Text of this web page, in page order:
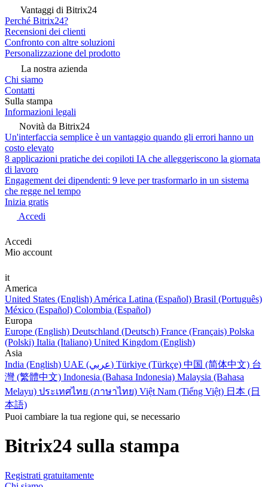
Vantaggi di Bitrix24
Perché Bitrix24?
Recensioni dei clienti
Confronto con altre soluzioni
Personalizzazione del prodotto
La nostra azienda
Chi siamo
Contatti
Sulla stampa
Informazioni legali
Novità da Bitrix24
Un'interfaccia semplice è un vantaggio quando gli errori hanno un
costo elevato
8 applicazioni pratiche dei copiloti IA che alleggeriscono la giornata
di lavoro
Engagement dei dipendenti: 9 leve per trasformarlo in un sistema
che regge nel tempo
Inizia gratis
Accedi
Accedi
Mio account
it
America
United States (English) América Latina (Español) Brasil (Português)
México (Español) Colombia (Español)
Europa
Europe (English) Deutschland (Deutsch) France (Français) Polska
(Polski) Italia (Italiano) United Kingdom (English)
Asia
India (English)
UAE (عربي) Türkiye (Türkçe) 中国 (简体中文) 台
灣 (繁體中文) Indonesia (Bahasa Indonesia) Malaysia (Bahasa
Melayu) ประเทศไทย (ภาษาไทย) Việt Nam (Tiếng Việt) 日本 (日
本語)
Puoi cambiare la tua regione qui, se necessario
Bitrix24 sulla stampa
Registrati gratuitamente